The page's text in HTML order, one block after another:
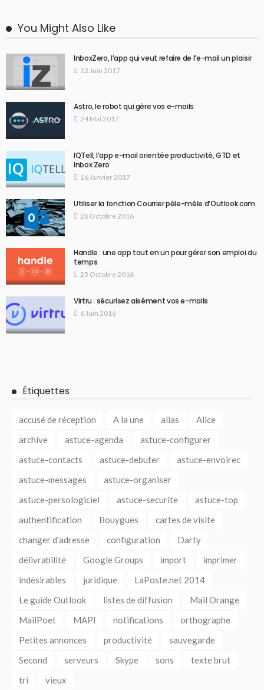
You Might Also Like
InboxZero, l’app qui veut refaire de l’e-mail un plaisir
12 Juin 2017
Astro, le robot qui gère vos e-mails
24 Mai 2017
IQTell, l’app e-mail orientée productivité, GTD et
Inbox Zero
16 Janvier 2017
Utiliser la fonction Courrier pêle-mêle d’Outlook.com
26 Octobre 2016
Handle : une app tout en un pour gérer son emploi du
temps
25 Octobre 2016
Virtru : sécurisez aisément vos e-mails
6 Juin 2016
Étiquettes
accusé de réception A la une alias
Alice
archive
astuce-agenda
astuce-configurer
astuce-contacts
astuce-debuter
astuce-envoirec
astuce-messages
astuce-organiser
astuce-persologiciel
astuce-securite
astuce-top
authentification
Bouygues
cartes de visite
changer d'adresse
configuration
Darty
délivrabilité
Google Groups import
imprimer
indésirables
juridique
LaPoste.net 2014
Le guide Outlook
listes de diffusion
Mail Orange
MailPoet
MAPI notifications
orthographe
Petites annonces
productivité
sauvegarde
Second
serveurs Skype sons
texte brut
tri
vieux